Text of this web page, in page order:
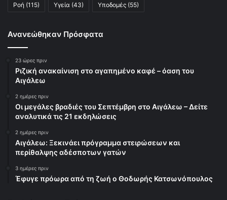
Ροή (115) Υγεία (43) Υποδομές (55)
Ανανεώθηκαν Πρόσφατα
23 ώρες πριν
Ριζική ανακαίνιση στο αγαπημένο καφέ – όαση του
Αιγάλεω
2 ημέρες πριν
Οι μεγάλες βραδιές του Σεπτέμβρη στο Αιγάλεω – Δείτε
αναλυτικά τις 21 εκδηλώσεις
2 ημέρες πριν
Αιγάλεω: Ξεκινάει πρόγραμμα στειρώσεων και
περίθαλψης αδέσποτων γατών
3 ημέρες πριν
Έφυγε πρόωρα από τη ζωή ο Θοδωρής Κατσωνόπουλος